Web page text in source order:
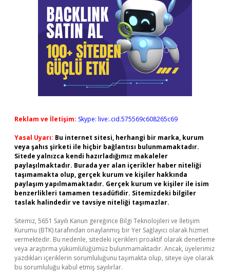
Reklam ve İletişim: Skype: live:.cid.575569c608265c69
Yasal Uyarı: Bu internet sitesi, herhangi bir marka, kurum
veya şahıs şirketi ile hiçbir bağlantısı bulunmamaktadır.
Sitede yalnızca kendi hazırladığımız makaleler
paylaşılmaktadır. Burada yer alan içerikler haber niteliği
taşımamakta olup, gerçek kurum ve kişiler hakkında
paylaşım yapılmamaktadır. Gerçek kurum ve kişiler ile isim
benzerlikleri tamamen tesadüfidir. Sitemizdeki bilgiler
taslak halindedir ve tavsiye niteliği taşımazlar.
Sitemiz, 5651 Sayılı Kanun gereğince Bilgi Teknolojileri ve İletişim
Kurumu (BTK) tarafından onaylanmış bir Yer Sağlayıcı olarak hizmet
vermektedir. Bu nedenle, sitedeki içerikleri proaktif olarak denetleme
veya araştırma yükümlülüğümüz bulunmamaktadır. Ancak, üyelerimiz
yazdıkları içeriklerin sorumluluğunu taşımakta olup, siteye üye olarak
bu sorumluluğu kabul etmiş sayılırlar.